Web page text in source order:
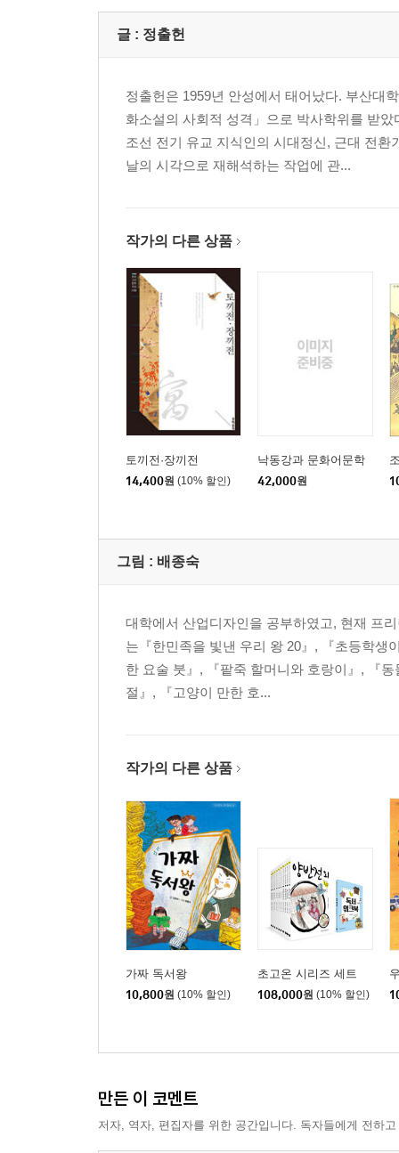
글 : 정출헌
정출헌은 1959년 안성에서 태어났다. 부산대
화소설의 사회적 성격」으로 박사학위를 받
조선 전기 유교 지식인의 시대정신, 근대 전
날의 시각으로 재해석하는 작업에 관...
작가의 다른 상품
토끼전·장끼전
14,400원 (10% 할인)
낙동강과 문화어문학
42,000원
그림 : 배종숙
대학에서 산업디자인을 공부하였고, 현재 프
는『한민족을 빛낸 우리 왕 20』, 『초등학생
한 요술 붓』, 『팥죽 할머니와 호랑이』, 『
절』, 『고양이 만한 호...
작가의 다른 상품
가짜 독서왕
10,800원 (10% 할인)
초고온 시리즈 세트
108,000원 (10% 할인)
만든 이 코멘트
저자, 역자, 편집자를 위한 공간입니다. 독자들에게 전하